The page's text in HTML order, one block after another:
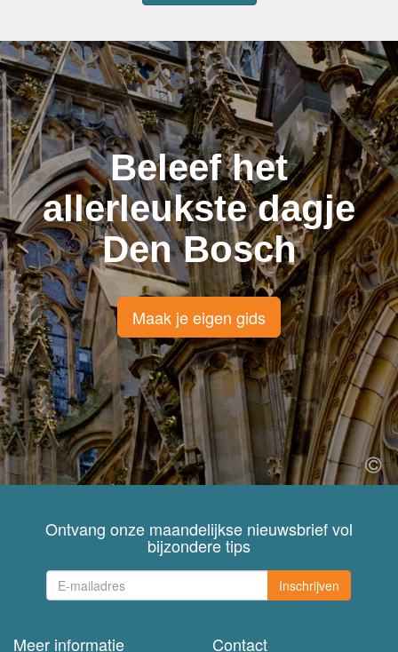
Beleef het
allerleukste dagje
Den Bosch
Maak je eigen gids
Ontvang onze maandelijkse nieuwsbrief vol
bijzondere tips
Inschrijven
Meer informatie Contact